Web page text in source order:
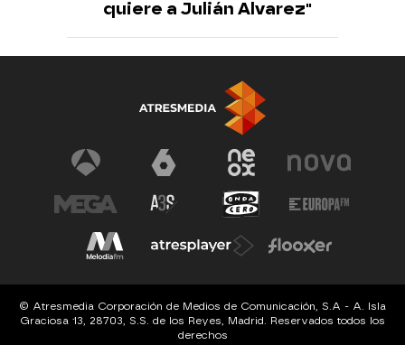
quiere a Julián Alvarez"
© Atresmedia Corporación de Medios de Comunicación, S.A - A. Isla
Graciosa 13, 28703, S.S. de los Reyes, Madrid. Reservados todos los
derechos